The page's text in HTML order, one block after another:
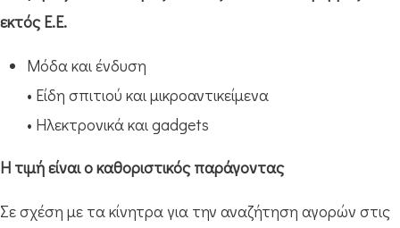
εκτός Ε.Ε.
Μόδα και ένδυση
• Είδη σπιτιού και μικροαντικείμενα
• Ηλεκτρονικά και gadgets
Η τιμή είναι ο καθοριστικός παράγοντας
Σε σχέση με τα κίνητρα για την αναζήτηση αγορών στις